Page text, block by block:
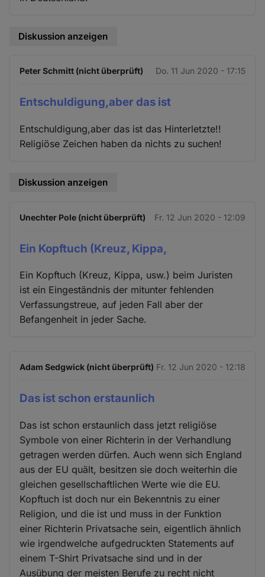
Diskussion anzeigen
Peter Schmitt (nicht überprüft) Do. 11 Jun 2020 - 17:15
Entschuldigung,aber das ist
Entschuldigung,aber das ist das Hinterletzte!!
Religiöse Zeichen haben da nichts zu suchen!
Diskussion anzeigen
Unechter Pole (nicht überprüft) Fr. 12 Jun 2020 - 12:09
Ein Kopftuch (Kreuz, Kippa,
Ein Kopftuch (Kreuz, Kippa, usw.) beim Juristen
ist ein Eingeständnis der mitunter fehlenden
Verfassungstreue, auf jeden Fall aber der
Befangenheit in jeder Sache.
Adam Sedgwick (nicht überprüft) Fr. 12 Jun 2020 - 12:18
Das ist schon erstaunlich
Das ist schon erstaunlich dass jetzt religiöse
Symbole von einer Richterin in der Verhandlung
getragen werden dürfen. Auch wenn sich England
aus der EU quält, besitzen sie doch weiterhin die
gleichen gesellschaftlichen Werte wie die EU.
Kopftuch ist doch nur ein Bekenntnis zu einer
Religion, und die ist und muss in der Funktion
einer Richterin Privatsache sein, eigentlich ähnlich
wie irgendwelche aufgedruckten Statements auf
einem T-Shirt Privatsache sind und in der
Ausübung der meisten Berufe zu recht nicht